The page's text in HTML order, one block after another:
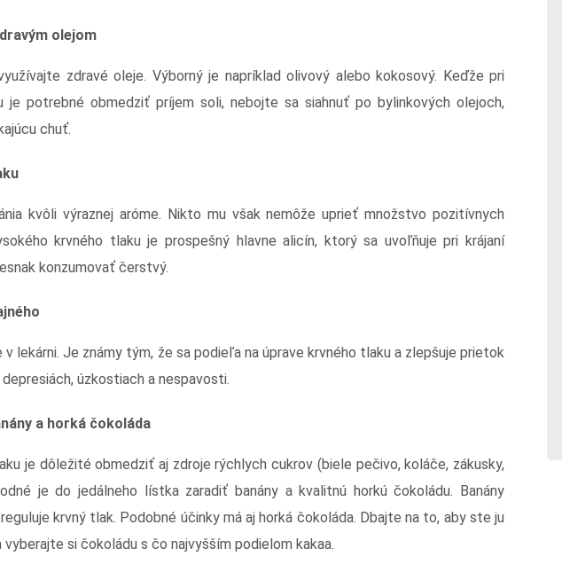
olejom
zdravé oleje. Výborný je napríklad olivový alebo kokosový. Keďže pri
je potrebné obmedziť príjem soli, nebojte sa siahnuť po bylinkových olejoch,
chuť.
kvôli výraznej aróme. Nikto mu však nemôže uprieť množstvo pozitívnych
krvného tlaku je prospešný hlavne alicín, ktorý sa uvoľňuje pri krájaní
konzumovať čerstvý.
lekárni. Je známy tým, že sa podieľa na úprave krvného tlaku a zlepšuje prietok
úzkostiach a nespavosti.
a horká čokoláda
je dôležité obmedziť aj zdroje rýchlych cukrov (biele pečivo, koláče, zákusky,
je do jedálneho lístka zaradiť banány a kvalitnú horkú čokoládu. Banány
krvný tlak. Podobné účinky má aj horká čokoláda. Dbajte na to, aby ste ju
vyberajte si čokoládu s čo najvyšším podielom kakaa.